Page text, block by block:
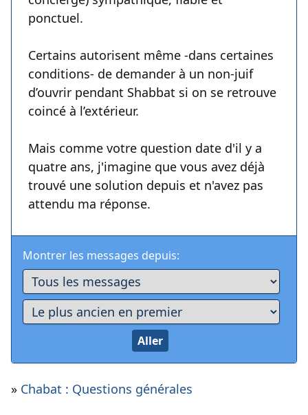
ponctuel.
Certains autorisent même -dans certaines
conditions- de demander à un non-juif
d’ouvrir pendant Shabbat si on se retrouve
coincé à l’extérieur.
Mais comme votre question date d'il y a
quatre ans, j'imagine que vous avez déjà
trouvé une solution depuis et n'avez pas
attendu ma réponse.
Montrer les messages depuis:
» Chabat : Questions générales